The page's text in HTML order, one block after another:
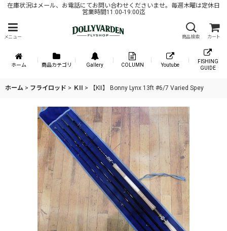
在庫状況はメール、お電話にてお問い合わせくださいませ。毎週木曜は定休日
営業時間11:00-19:00迄
メニュー 商品検索 カート
ホーム 商品カテゴリ Gallery COLUMN Youtube
FISHING
GUIDE
ホーム > フライロッド > ＫII > 【KII】 Bonny Lynx 13ft #6/7 Varied Spey